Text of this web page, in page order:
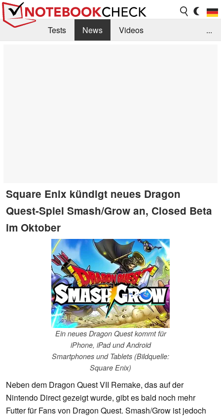
Tests News
Videos
...
Square Enix kündigt neues Dragon
Quest-Spiel Smash/Grow an, Closed Beta
im Oktober
Ein neues Dragon Quest kommt für
iPhone, iPad und Android
Smartphones und Tablets (Bildquelle:
Square Enix)
Neben dem Dragon Quest VII Remake, das auf der
Nintendo Direct gezeigt wurde, gibt es bald noch mehr
Futter für Fans von Dragon Quest. Smash/Grow ist jedoch